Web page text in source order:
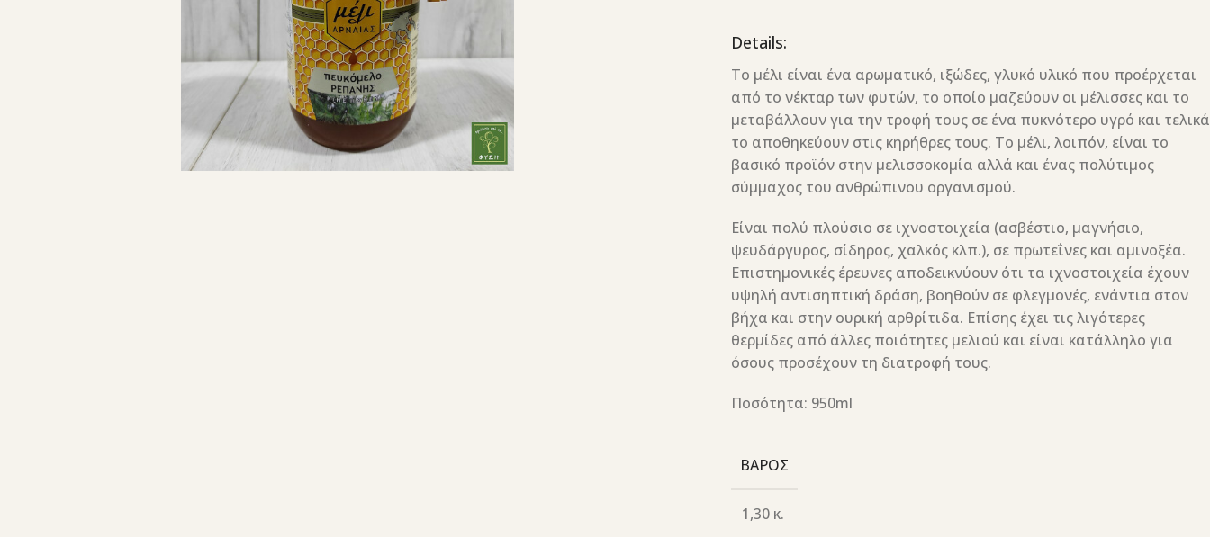
Details:
Το μέλι είναι ένα αρωματικό, ιξώδες, γλυκό υλικό που προέρχεται
από το νέκταρ των φυτών, το οποίο μαζεύουν οι μέλισσες και το
μεταβάλλουν για την τροφή τους σε ένα πυκνότερο υγρό και τελικά
το αποθηκεύουν στις κηρήθρες τους. Το μέλι, λοιπόν, είναι το
βασικό προϊόν στην μελισσοκομία αλλά και ένας πολύτιμος
σύμμαχος του ανθρώπινου οργανισμού.
Είναι πολύ πλούσιο σε ιχνοστοιχεία (ασβέστιο, μαγνήσιο,
ψευδάργυρος, σίδηρος, χαλκός κλπ.), σε πρωτεΐνες και αμινοξέα.
Επιστημονικές έρευνες αποδεικνύουν ότι τα ιχνοστοιχεία έχουν
υψηλή αντισηπτική δράση, βοηθούν σε φλεγμονές, ενάντια στον
βήχα και στην ουρική αρθρίτιδα. Επίσης έχει τις λιγότερες
θερμίδες από άλλες ποιότητες μελιού και είναι κατάλληλο για
όσους προσέχουν τη διατροφή τους.
Ποσότητα: 950ml
ΒΆΡΟΣ
1,30 κ.